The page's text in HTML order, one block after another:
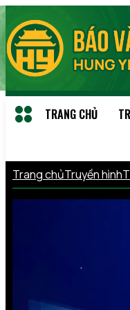
TRANG CHỦ
Trang chủTruyền hình